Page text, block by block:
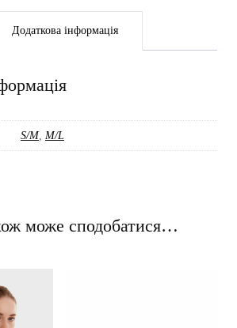
Додаткова інформація
S/M, M/L
може сподобатися…